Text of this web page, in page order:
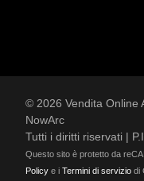
© 2026 Vendita Online
NowArc
Tutti i diritti riservati |
Questo sito è protetto da
Policy e i Termini di servizio di